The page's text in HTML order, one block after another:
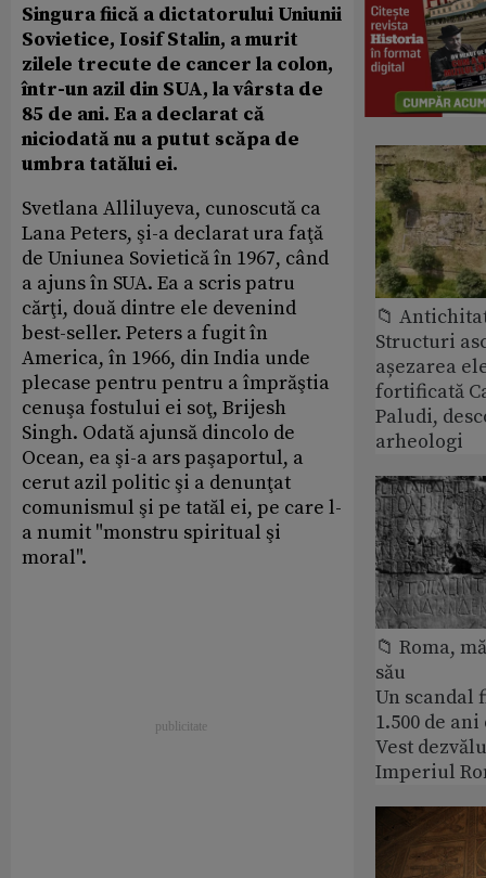
Singura fiică a dictatorului Uniunii
Sovietice, Iosif Stalin, a murit
zilele trecute de cancer la colon,
într-un azil din SUA, la vârsta de
85 de ani. Ea a declarat că
niciodată nu a putut scăpa de
umbra tatălui ei.
Svetlana Alliluyeva, cunoscută ca
Lana Peters, şi-a declarat ura faţă
de Uniunea Sovietică în 1967, când
a ajuns în SUA. Ea a scris patru
cărţi, două dintre ele devenind
best-seller. Peters a fugit în
America, în 1966, din India unde
plecase pentru pentru a împrăştia
cenuşa fostului ei soţ, Brijesh
Singh. Odată ajunsă dincolo de
Ocean, ea şi-a ars paşaportul, a
cerut azil politic şi a denunţat
comunismul şi pe tatăl ei, pe care l-
a numit "monstru spiritual şi
moral".
📁
Structuri
așezarea
fortificată
Paludi,
arheologi
📁 Roma,
său
Un scandal
1.500 de
Vest
Imperiul